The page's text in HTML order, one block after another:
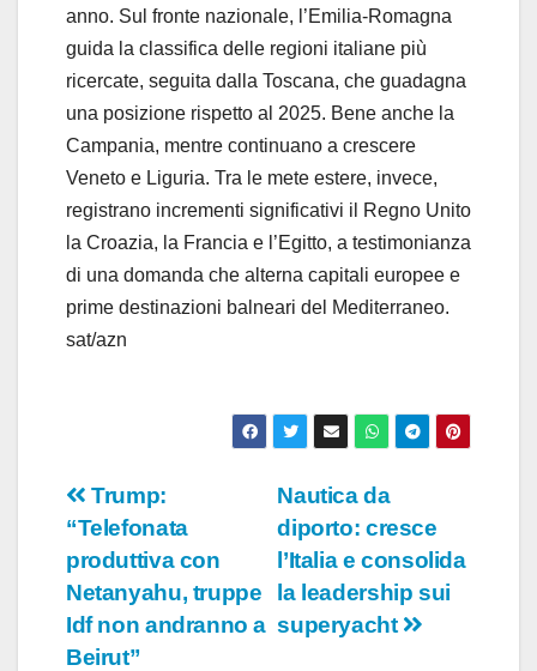
anno. Sul fronte nazionale, l’Emilia-Romagna
guida la classifica delle regioni italiane più
ricercate, seguita dalla Toscana, che guadagna
una posizione rispetto al 2025. Bene anche la
Campania, mentre continuano a crescere
Veneto e Liguria. Tra le mete estere, invece,
registrano incrementi significativi il Regno Unito
la Croazia, la Francia e l’Egitto, a testimonianza
di una domanda che alterna capitali europee e
prime destinazioni balneari del Mediterraneo.
sat/azn
Navigazione
articoli
Nautica da
diporto: cresce
l’Italia e consolida
la leadership sui
superyacht
Trump:
“Telefonata
produttiva con
Netanyahu, truppe
Idf non andranno a
Beirut”